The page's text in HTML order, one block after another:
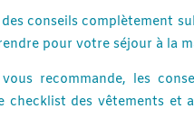
conseils complètement
pour votre séjour à la
recommande, les
des vêtements et